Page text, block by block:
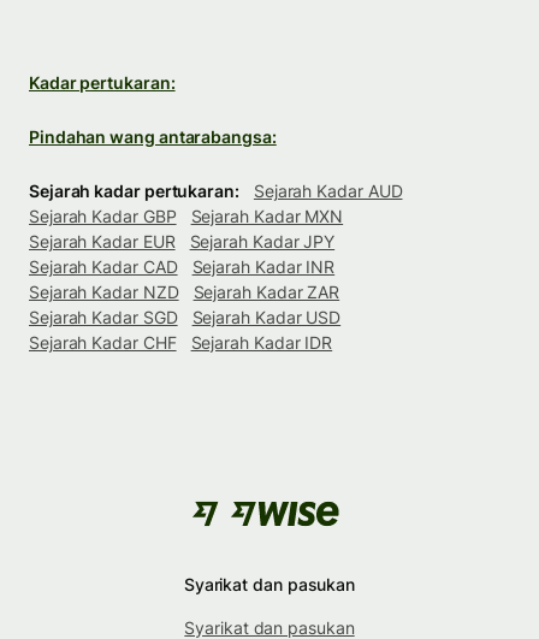
Kadar pertukaran:
Pindahan wang antarabangsa:
Sejarah kadar pertukaran:
Sejarah Kadar AUD
Sejarah Kadar GBP
Sejarah Kadar MXN
Sejarah Kadar EUR
Sejarah Kadar JPY
Sejarah Kadar CAD
Sejarah Kadar INR
Sejarah Kadar NZD
Sejarah Kadar ZAR
Sejarah Kadar SGD
Sejarah Kadar USD
Sejarah Kadar CHF
Sejarah Kadar IDR
Syarikat dan pasukan
Syarikat dan pasukan